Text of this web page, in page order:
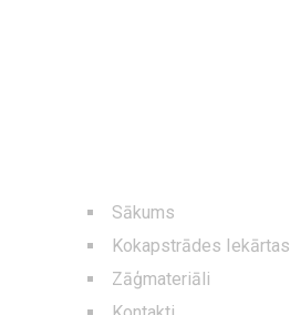
Sākums
Kokapstrādes Iekārtas
Zāģmateriāli